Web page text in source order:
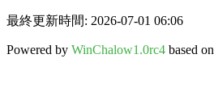
最終更新時間: 2026-07-01 06:06
Powered by WinChalow1.0rc4 based on